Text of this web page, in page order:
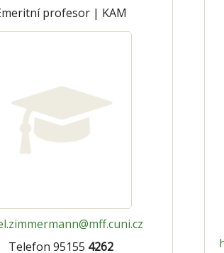
profesor | KAM
Telefon 95155 4262